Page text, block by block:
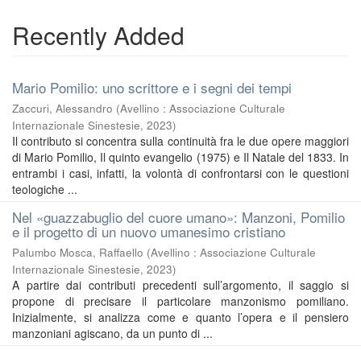
Recently Added
Mario Pomilio: uno scrittore e i segni dei tempi
Zaccuri, Alessandro (Avellino : Associazione Culturale
Internazionale Sinestesie, 2023)
Il contributo si concentra sulla continuità fra le due opere maggiori
di Mario Pomilio, Il quinto evangelio (1975) e Il Natale del 1833. In
entrambi i casi, infatti, la volontà di confrontarsi con le questioni
teologiche ...
Nel «guazzabuglio del cuore umano»: Manzoni, Pomilio
e il progetto di un nuovo umanesimo cristiano
Palumbo Mosca, Raffaello (Avellino : Associazione Culturale
Internazionale Sinestesie, 2023)
A partire dai contributi precedenti sull’argomento, il saggio si
propone di precisare il particolare manzonismo pomiliano.
Inizialmente, si analizza come e quanto l’opera e il pensiero
manzoniani agiscano, da un punto di ...